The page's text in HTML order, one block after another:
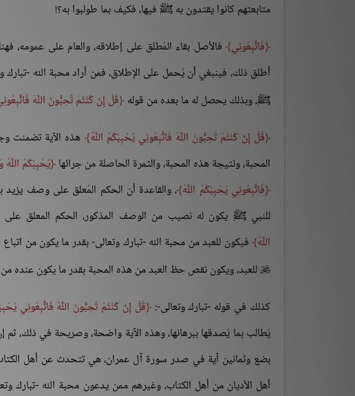
متابعتهم كانوا يقتدون به ﷺ فيها، فكيف بما طولبوا به؟!
فَاتَّبِعُونِي فالأصل بقاء المُطلق على إطلاقه، والعام على عمومه،
أطلق ذلك، فينبغي أن يُحمل على الإطلاق، فمن أراد محبة الله -
ﷺ، وبذلك يحصل له ما بعده من قوله قُلْ إِنْ كُنْتُمْ تُحِبُّونَ اللَّهَ
قُلْ إِنْ كُنْتُمْ تُحِبُّونَ اللَّهَ فَاتَّبِعُونِي يُحْبِبْكُمُ اللَّهُ هذه الآية تضمنت
المحبة، ونتيجة هذه المحبة، والثمرة الحاصلة من جرائها يُحْبِبْكُمُ اللَّهُ
فَاتَّبِعُونِي يُحْبِبْكُمُ اللَّهُ ، والقاعدة أن الحكم المُعلق على وصف يزيد
للنبي ﷺ يكون له نصيب من الوصف المذكور، الحكم المعلق
اللَّهُ فيكون للعبد من محبة الله -تبارك وتعالى- بقدر ما يكون من
 للعبد، ويكون نقص حظ العبد من هذه المحبة بقدر ما يكون عنده من
كذلك في قوله -تبارك وتعالى-: قُلْ إِنْ كُنْتُمْ تُحِبُّونَ اللَّهَ فَاتَّبِعُونِي
يُطالب بما يُصدقها ببرهانها، وهذه الآية واضحة، وصريحة في ذلك، ثم
بضع وثمانين آية في صدر سورة آل عمران، هي تتحدث عن أهل
أهل الأديان من أهل الكتاب، وغيرهم ممن يدعون محبة الله -تبارك